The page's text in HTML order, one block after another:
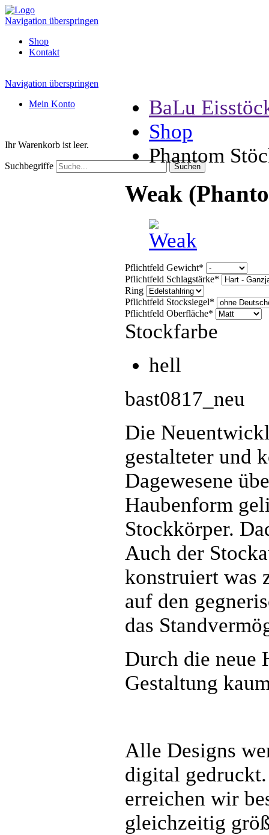
Navigation überspringen
Shop
Kontakt
Navigation überspringen
Mein Konto
Ihr Warenkorb ist leer.
Suchbegriffe
BaLu
Shop
Phantom
Weak
Pflichtfeld Gewicht*
Pflichtfeld Schlagstärke*
Ring
Pflichtfeld Stocksiegel*
Pflichtfeld Oberfläche*
Stockfarbe
hell
bast0817_neu
Die
gestalteter und
Dagewesene
Haubenform
Stockkörper.
Auch der
konstruiert was
auf den
das
Durch die neue
Gestaltung
Alle Designs
digital
erreichen wir
gleichzeitig